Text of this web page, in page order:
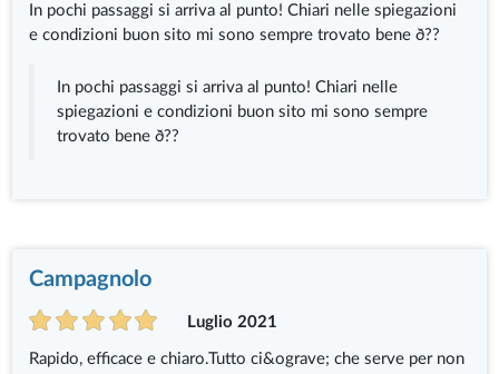
In pochi passaggi si arriva al punto! Chiari nelle spiegazioni
e condizioni buon sito mi sono sempre trovato bene ð??
In pochi passaggi si arriva al punto! Chiari nelle
spiegazioni e condizioni buon sito mi sono sempre
trovato bene ð??
Campagnolo
Luglio 2021
Rapido, efficace e chiaro.Tutto ci&ograve; che serve per non